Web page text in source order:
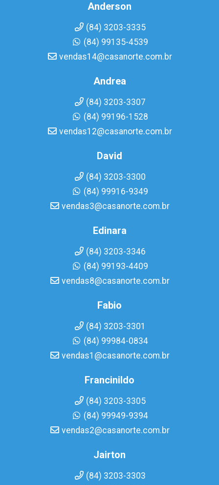
Anderson
(84) 3203-3335
(84) 99135-4539
vendas14@casanorte.com.br
Andrea
(84) 3203-3307
(84) 99196-1528
vendas12@casanorte.com.br
David
(84) 3203-3300
(84) 99916-9349
vendas3@casanorte.com.br
Edinara
(84) 3203-3346
(84) 99193-4409
vendas8@casanorte.com.br
Fabio
(84) 3203-3301
(84) 99984-0834
vendas1@casanorte.com.br
Francinildo
(84) 3203-3305
(84) 99949-9394
vendas2@casanorte.com.br
Jairton
(84) 3203-3303